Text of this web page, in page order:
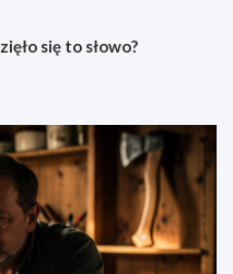
się to słowo?